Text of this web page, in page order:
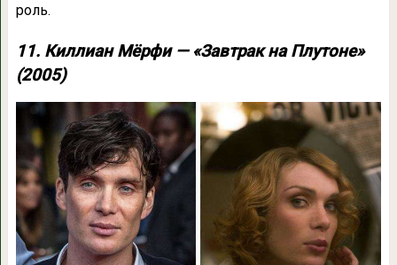
роль.
11. Киллиан Мёрфи — «Завтрак на Плутоне»
(2005)